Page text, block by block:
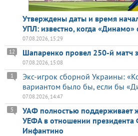
Утверждены даты и время
УПЛ: известно, когда «Динамо»
07.08.2026, 15:29
Шапаренко провел 250-й матч
12
07.08.2026, 15:08
Экс-игрок сборной Украины:
вариантом было бы, если бы
1
07.08.2026, 14:47
УАФ полностью поддерживает
УЕФА в отношении
Инфантино
5